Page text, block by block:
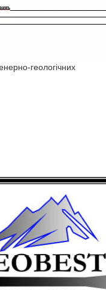
геологічних